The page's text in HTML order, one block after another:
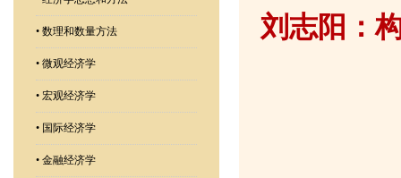
• 数理和数量方法
• 微观经济学
• 宏观经济学
• 国际经济学
• 金融经济学
刘志阳：